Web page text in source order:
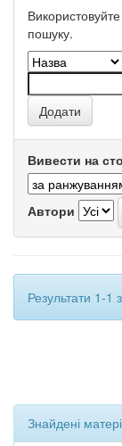
пошуку.
Вивести на
Автори
Результати 1-1
Знайдені